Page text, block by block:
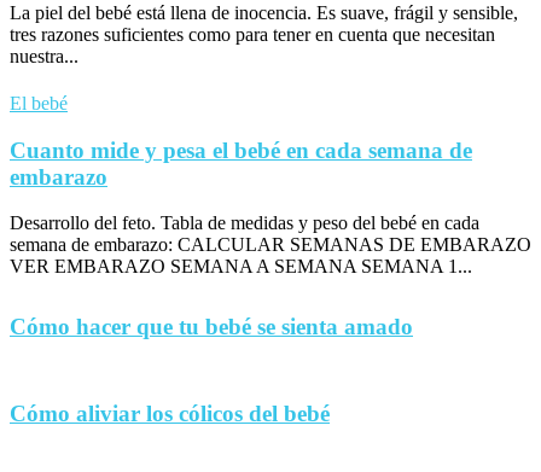
La piel del bebé está llena de inocencia. Es suave, frágil y sensible,
tres razones suficientes como para tener en cuenta que necesitan
nuestra...
El bebé
Cuanto mide y pesa el bebé en cada semana de
embarazo
Desarrollo del feto. Tabla de medidas y peso del bebé en cada
semana de embarazo: CALCULAR SEMANAS DE EMBARAZO
VER EMBARAZO SEMANA A SEMANA SEMANA 1...
Cómo hacer que tu bebé se sienta amado
Cómo aliviar los cólicos del bebé